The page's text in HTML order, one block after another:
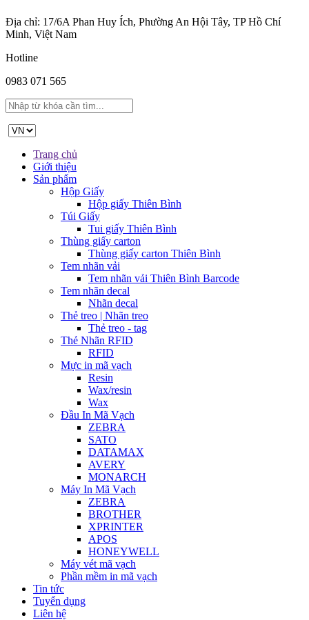
Địa chỉ: 17/6A Phan Huy Ích, Phường An Hội Tây, TP Hồ Chí
Minh, Việt Nam
Hotline
0983 071 565
Trang chủ
Giới thiệu
Sản phẩm
Hộp Giấy
Hộp giấy Thiên Bình
Túi Giấy
Tui giấy Thiên Bình
Thùng giấy carton
Thùng giấy carton Thiên Bình
Tem nhãn vải
Tem nhãn vải Thiên Bình Barcode
Tem nhãn decal
Nhãn decal
Thẻ treo | Nhãn treo
Thẻ treo - tag
Thẻ Nhãn RFID
RFID
Mực in mã vạch
Resin
Wax/resin
Wax
Đầu In Mã Vạch
ZEBRA
SATO
DATAMAX
AVERY
MONARCH
Máy In Mã Vạch
ZEBRA
BROTHER
XPRINTER
APOS
HONEYWELL
Máy vét mã vạch
Phần mềm in mã vạch
Tin tức
Tuyển dụng
Liên hệ